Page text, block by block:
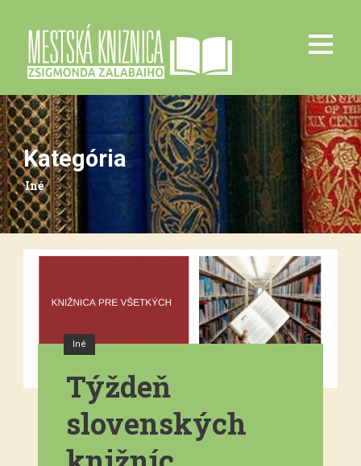
Kategória
Iné
Iné
Týždeň
slovenských